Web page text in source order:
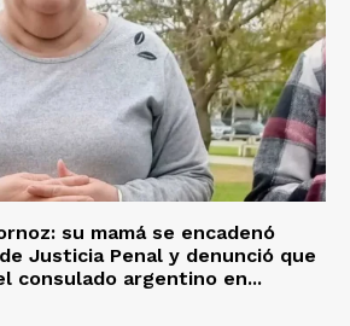
su mamá se encadenó
Justicia Penal y denunció que
consulado argentino en...